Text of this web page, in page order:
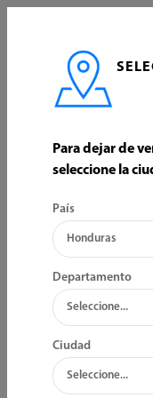
CONSTRUCCION
ORDENAR POR:
Para dejar de
seleccione la
País
Departamento
Ciudad